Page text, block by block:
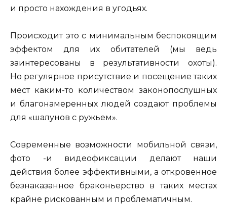
и просто нахождения в угодьях.
Происходит это с минимальным беспокоящим
эффектом для их обитателей (мы ведь
заинтересованы в результативности охоты).
Но регулярное присутствие и посещение таких
мест каким-то количеством законопослушных
и благонамеренных людей создают проблемы
для «шалунов с ружьем».
Современные возможности мобильной связи,
фото -и видеофиксации делают наши
действия более эффективными, а откровенное
безнаказанное браконьерство в таких местах
крайне рискованным и проблематичным.